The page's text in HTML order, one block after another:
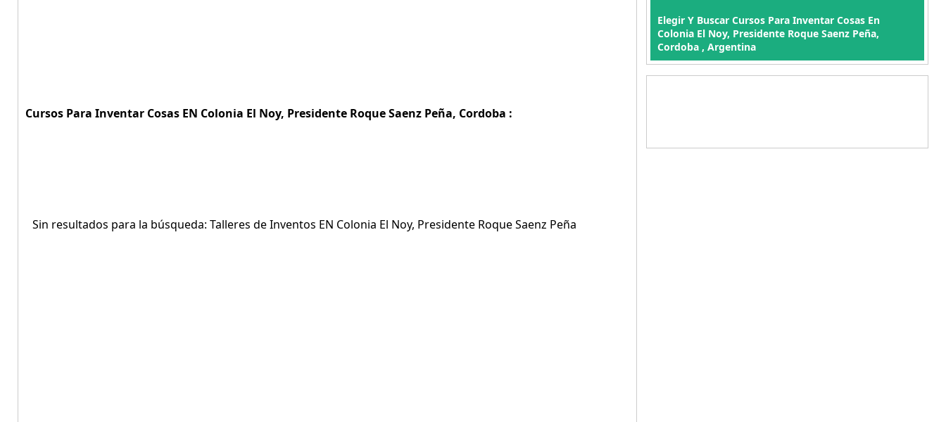
Cursos Para Inventar Cosas EN Colonia El Noy, Presidente Roque Saenz Peña, Cordoba :
Sin resultados para la búsqueda: Talleres de Inventos EN Colonia El Noy, Presidente Roque Saenz Peña
Elegir Y Buscar Cursos Para Inventar Cosas En
Colonia El Noy, Presidente Roque Saenz Peña,
Cordoba , Argentina